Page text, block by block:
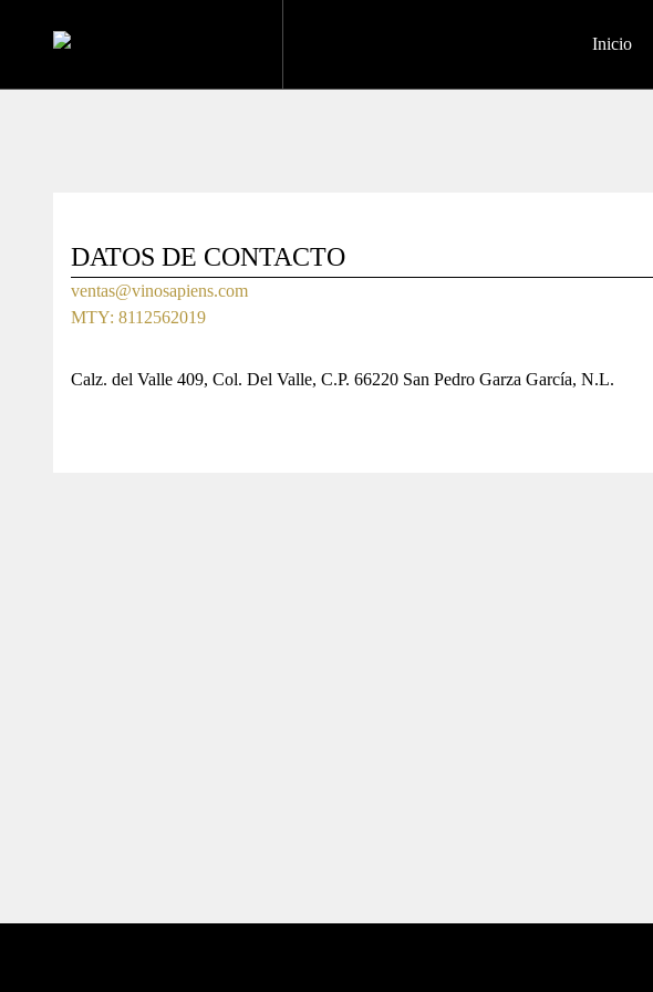
Inicio
DATOS DE CONTACTO
ventas@vinosapiens.com
MTY: 8112562019
Calz. del Valle 409, Col. Del Valle, C.P. 66220 San Pedro Garza García, N.L.